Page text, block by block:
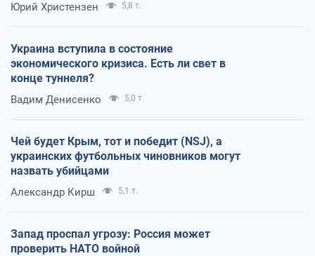
Юрий Христензен 5,8 т.
Украина вступила в состояние
экономического кризиса. Есть ли свет в
конце туннеля?
Вадим Денисенко 5,0 т.
Чей будет Крым, тот и победит (NSJ), а
украинских футбольных чиновников могут
назвать убийцами
Александр Кирш 5,1 т.
Запад проспал угрозу: Россия может
проверить НАТО войной